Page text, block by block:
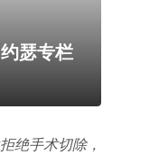
瑟专栏
绝手术切除，